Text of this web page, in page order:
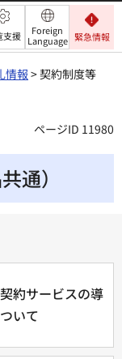
支援
Foreign
Language 緊急情報
情報 > 契約制度等
ページID 11980
通）
約サービスの導
いて